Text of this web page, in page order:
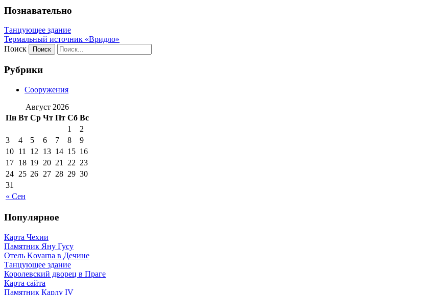
Познавательно
Танцующее здание
Термальный источник «Вридло»
Поиск
Рубрики
Сооружения
Август 2026
Пн Вт Ср Чт Пт Сб Вс
« Сен
1
2
3
4 5 6 7 8
9
10 11 12 13 14 15 16
17 18 19 20 21 22 23
24 25 26 27 28 29 30
31
Популярное
Карта Чехии
Памятник Яну Гусу
Отель Kovarna в Дечине
Танцующее здание
Королевский дворец в Праге
Карта сайта
Памятник Карлу IV